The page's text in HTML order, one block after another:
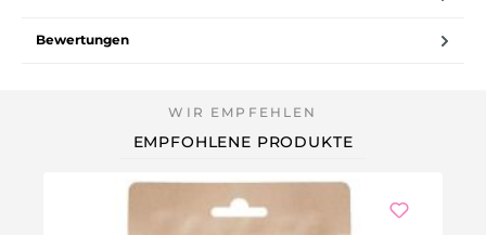
Bewertungen
EMPFOHLENE PRODUKTE